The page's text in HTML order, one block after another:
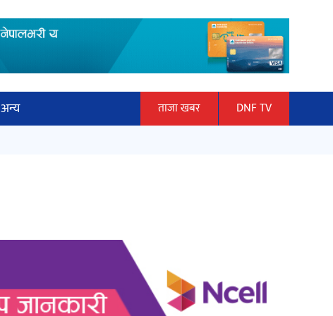
अन्य
ताजा खबर DNF TV
हलमा छैन ‘गौँथली’को टिकट